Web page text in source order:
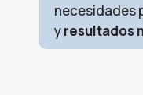
necesidades
yresultados